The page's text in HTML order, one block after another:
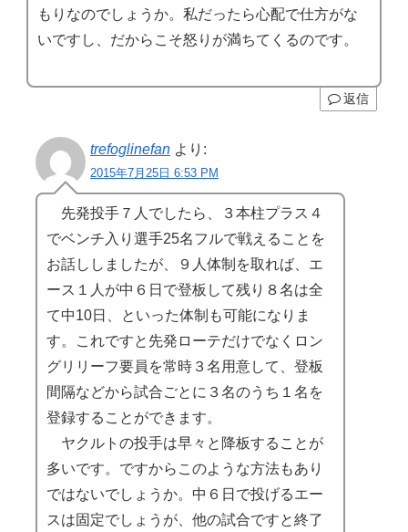
もりなのでしょうか。私だったら心配で仕方がな
いですし、だからこそ怒りが満ちてくるのです。
返信
trefoglinefan より:
2015年7月25日 6:53 PM
先発投手７人でしたら、３本柱プラス４
でベンチ入り選手25名フルで戦えることを
お話ししましたが、９人体制を取れば、エ
ース１人が中６日で登板して残り８名は全
て中10日、といった体制も可能になりま
す。これですと先発ローテだけでなくロン
グリリーフ要員を常時３名用意して、登板
間隔などから試合ごとに３名のうち１名を
登録することができます。
ヤクルトの投手は早々と降板することが
多いです。ですからこのような方法もあり
ではないでしょうか。中６日で投げるエー
スは固定でしょうが、他の試合ですと終了